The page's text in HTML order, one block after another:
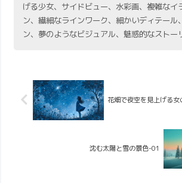
げる少女、サイドビュー、水彩画、複雑なイ
ン、繊細なラインワーク、細かいディテール
ン、夢のようなビジュアル、魅惑的なストー
花畑で夜空を見上げる
沈む太陽と雪の景色-01